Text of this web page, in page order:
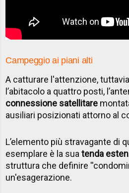
Campeggio ai piani alti
A catturare l'attenzione,
l’abitacolo a quattro posti,
connessione satellitare
ausiliari posizionati attorno al
L’elemento più stravagante di
esemplare è la suatenda
struttura che definire
un'esagerazione.